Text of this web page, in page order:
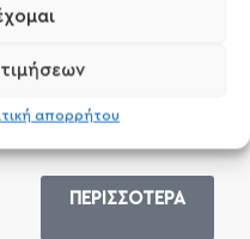
απορρήτου
Gluten Free
ΠΕΡΙΣΣΟΤΕΡΑ